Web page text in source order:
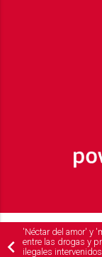
'Néctar del amor' y
entre las drogas y
ilegales